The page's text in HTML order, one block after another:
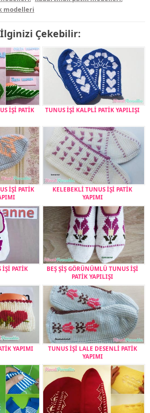
modelleri
İlginizi Çekebilir:
İŞİ PATİK
TUNUS İŞİ KALPLİ PATİK YAPILIŞI
İŞİ PATİK
KELEBEKLİ TUNUS İŞİ PATİK
YAPIMI
İŞİ PATİK
BEŞ ŞİŞ GÖRÜNÜMLÜ TUNUS İŞİ
PATİK YAPILIŞI
YAPIMI
TUNUS İŞİ LALE DESENLİ PATİK
YAPIMI